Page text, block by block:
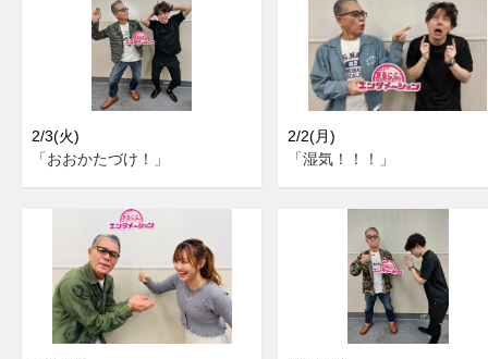
2/3(火)
「おおかたづけ！」
2/2(月)
「湿気！！！」